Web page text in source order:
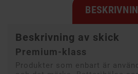
Beskrivning av skick
Premium-klass
Produkter som enbart är